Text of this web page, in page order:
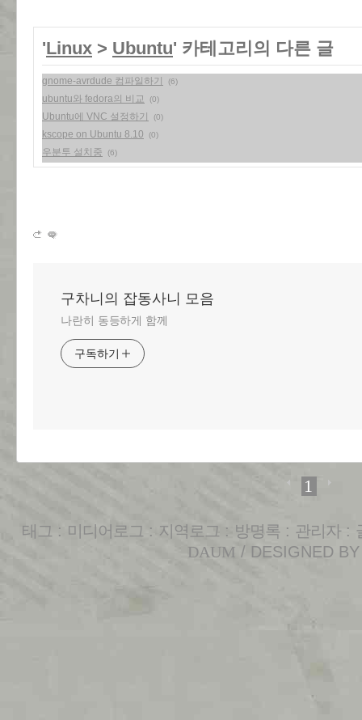
'Linux > Ubuntu' 카테고리의 다른 글
gnome-avrdude 컴파일하기 (6)
ubuntu와 fedora의 비교 (0)
Ubuntu에 VNC 설정하기 (0)
kscope on Ubuntu 8.10 (0)
우분투 설치중 (6)
구차니의 잡동사니 모음
나란히 동등하게 함께
구독하기
1
태그 : 미디어로그 : 지역로그 : 방명록 : 관리자 :
DAUM / DESIGNED